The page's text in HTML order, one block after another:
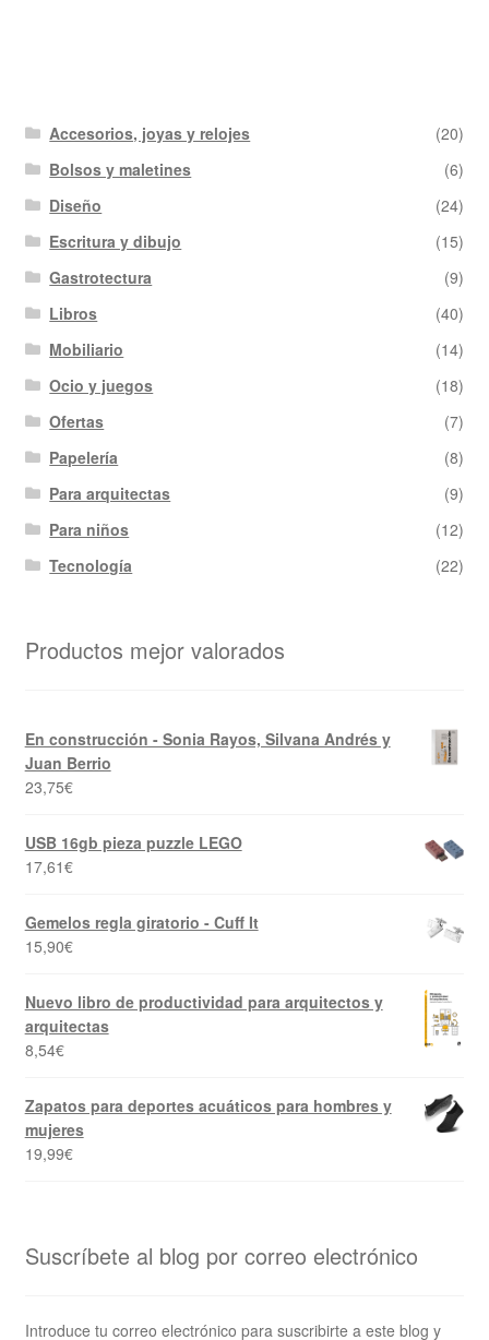
Accesorios, joyas y relojes
(20)
Bolsos y maletines
(6)
Diseño
(24)
Escritura y dibujo
(15)
Gastrotectura
(9)
Libros
(40)
Mobiliario
(14)
Ocio y juegos
(18)
Ofertas
(7)
Papelería
(8)
Para arquitectas
(9)
Para niños
(12)
Tecnología
(22)
Productos mejor valorados
En construcción - Sonia Rayos, Silvana Andrés y
Juan Berrio
23,75€
USB 16gb pieza puzzle LEGO
17,61€
Gemelos regla giratorio - Cuff It
15,90€
Nuevo libro de productividad para arquitectos y
arquitectas
8,54€
Zapatos para deportes acuáticos para hombres y
mujeres
19,99€
Suscríbete al blog por correo electrónico
Introduce tu correo electrónico para suscribirte a este blog y